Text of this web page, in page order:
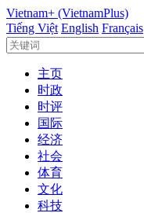
Vietnam+ (VietnamPlus)
Tiếng Việt English Français
主页
时政
时评
国际
经济
社会
体育
文化
科技